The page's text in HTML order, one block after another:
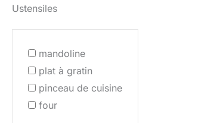
Ustensiles
mandoline
plat à gratin
pinceau de cuisine
four